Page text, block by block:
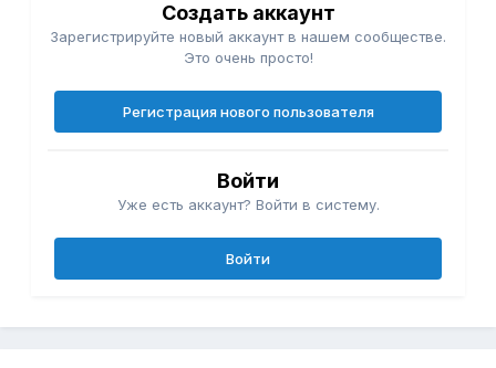
Создать аккаунт
Зарегистрируйте новый аккаунт в нашем сообществе.
Это очень просто!
Регистрация нового пользователя
Войти
Уже есть аккаунт? Войти в систему.
Войти